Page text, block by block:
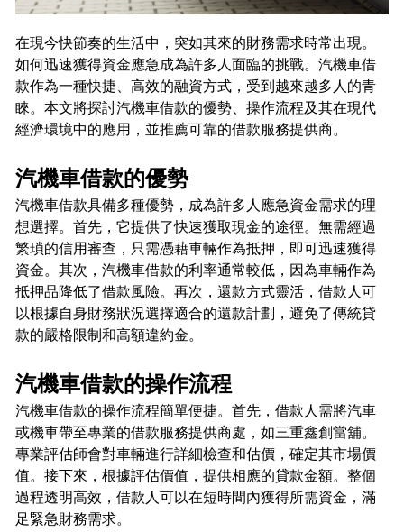
在現今快節奏的生活中，突如其來的財務需求時常出現。
如何迅速獲得資金應急成為許多人面臨的挑戰。汽機車借
款作為一種快捷、高效的融資方式，受到越來越多人的青
睞。本文將探討汽機車借款的優勢、操作流程及其在現代
經濟環境中的應用，並推薦可靠的借款服務提供商。
汽機車借款的優勢
汽機車借款具備多種優勢，成為許多人應急資金需求的理
想選擇。首先，它提供了快速獲取現金的途徑。無需經過
繁瑣的信用審查，只需憑藉車輛作為抵押，即可迅速獲得
資金。其次，汽機車借款的利率通常較低，因為車輛作為
抵押品降低了借款風險。再次，還款方式靈活，借款人可
以根據自身財務狀況選擇適合的還款計劃，避免了傳統貸
款的嚴格限制和高額違約金。
汽機車借款的操作流程
汽機車借款的操作流程簡單便捷。首先，借款人需將汽車
或機車帶至專業的借款服務提供商處，如三重鑫創當舖。
專業評估師會對車輛進行詳細檢查和估價，確定其市場價
值。接下來，根據評估價值，提供相應的貸款金額。整個
過程透明高效，借款人可以在短時間內獲得所需資金，滿
足緊急財務需求。